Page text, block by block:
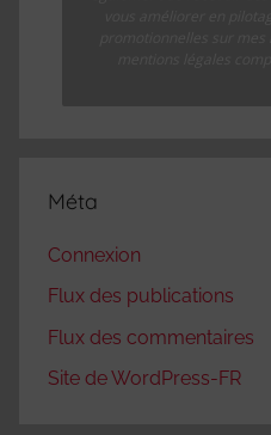
Méta
Connexion
Flux des publications
Flux des commentaires
Site de WordPress-FR